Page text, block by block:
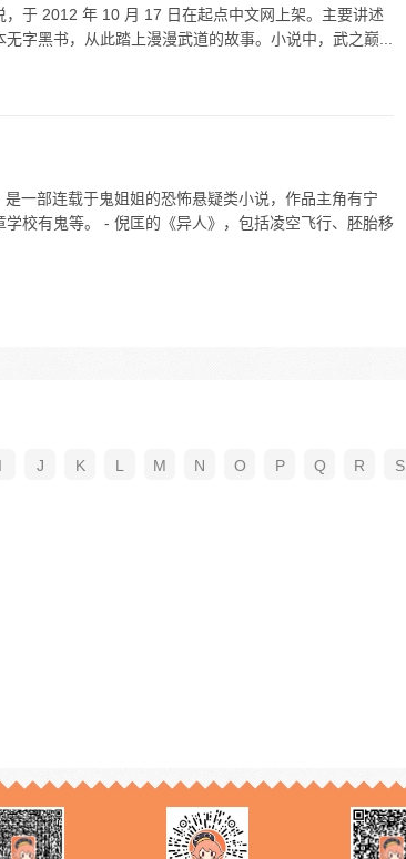
，于 2012 年 10 月 17 日在起点中文网上架。主要讲述
字黑书，从此踏上漫漫武道的故事。小说中，武之巅...
一部连载于鬼姐姐的恐怖悬疑类小说，作品主角有宁
校有鬼等。 - 倪匡的《异人》，包括凌空飞行、胚胎移
I J K L M N O P Q R S